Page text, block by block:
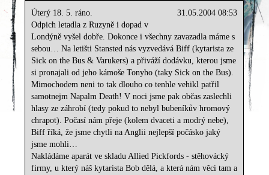
31.05.2004 08:53
Úterý 18. 5. ráno.
Odpich letadla z Ruzyně i dopad v
Londýně vyšel dobře. Dokonce i všechny zavazadla máme s
sebou… Na letišti Stansted nás vyzvedává Biff (kytarista ze
Sick on the Bus & Varukers) a přiváží dodávku, kterou jsme
si pronajali od jeho kámoše Tonyho (taky Sick on the Bus).
Mimochodem neni to tak dlouho co tenhle vehikl patřil
samotnejm Napalm Death! V noci jsme pak občas zaslechli
hlasy ze záhrobí (tedy pokud to nebyl bubeníkův hromový
chrapot). Počasí nám přeje (kolem dvaceti a modrý nebe),
Biff říká, že jsme chytli na Anglii nejlepší počásko jaký
jsme mohli…
Nakládáme aparát ve skladu Allied Pickfords - stěhovácký
firmy, u který náš kytarista Bob dělá, a která nám věci tam a